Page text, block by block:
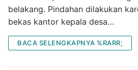
belakang. Pindahan dilakukan
bekas kantor kepala desa…
BACA SELENGKAPNYA %RARR;